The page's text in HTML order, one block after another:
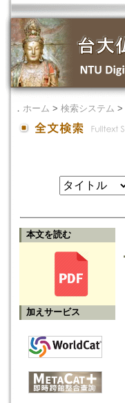
． ホーム > 検索システム >
本文を読む
加えサービス